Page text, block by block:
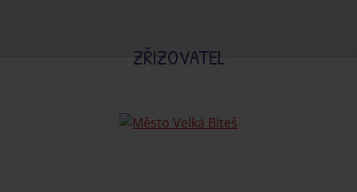
ZŘIZOVATEL